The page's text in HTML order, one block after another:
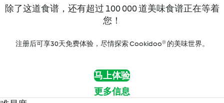
除了这道食谱，还有超过 100 000 道美味食谱正在等着
您！
注册后可享30天免费体验，尽情探索 Cookidoo® 的美味世界。
马上体验
更多信息